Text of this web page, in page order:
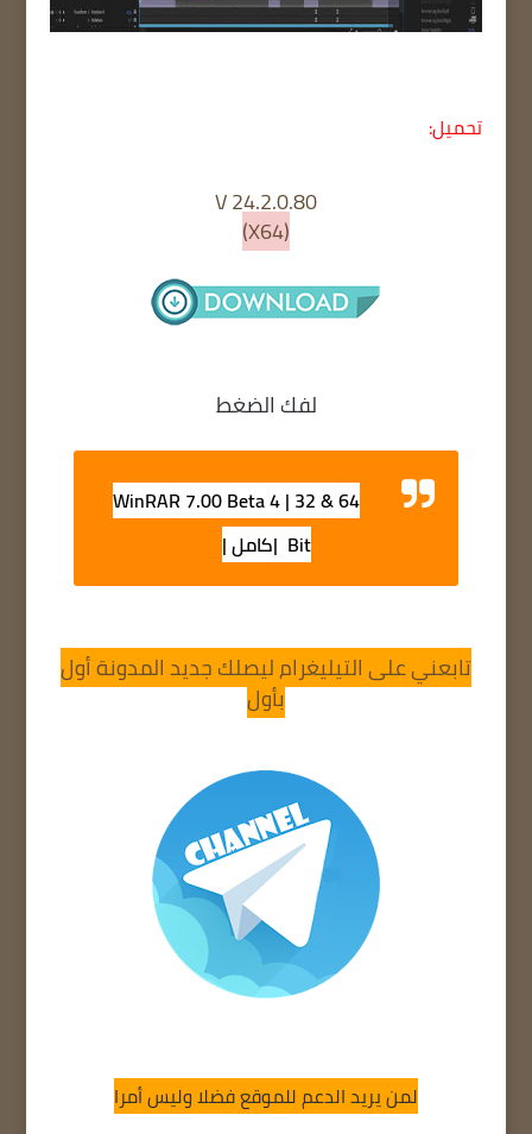
تحميل:
V 24.2.0.80
(X64)
لفك الضغط
WinRAR 7.00 Beta 4 | 32 & 64
Bit |كامل |
تابعني على التيليغرام ليصلك جديد المدونة أول
بأول
لمن يريد الدعم للموقع فضلا وليس أمرا